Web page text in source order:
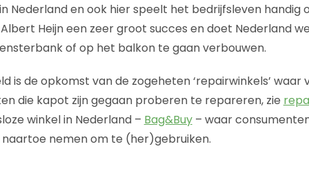
Nederland en ook hier speelt het bedrijfsleven handig
Heijn een zeer groot succes en doet Nederland
of op het balkon te gaan verbouwen.
is de opkomst van de zogeheten ‘repairwinkels’ waar
die kapot zijn gegaan proberen te repareren, zie
winkel in Nederland – Bag&Buy– waar
nemen om te (her)gebruiken.